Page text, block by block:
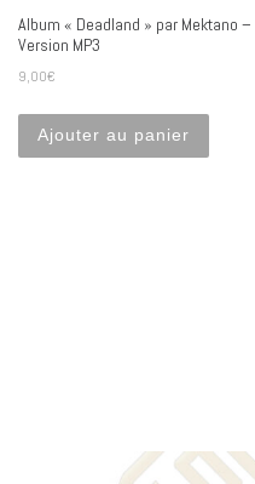
Album « Deadland » par Mektano –
Version MP3
9,00€
Ajouter au panier